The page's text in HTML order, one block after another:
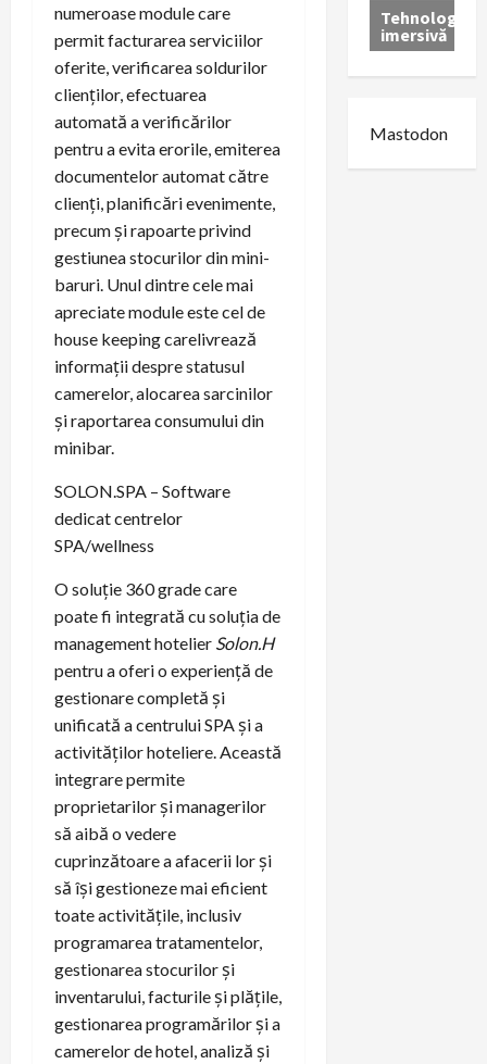
numeroase module care
permit facturarea serviciilor
oferite, verificarea soldurilor
clienților, efectuarea
automată a verificărilor
pentru a evita erorile, emiterea
documentelor automat către
clienți, planificări evenimente,
precum și rapoarte privind
gestiunea stocurilor din mini-
baruri. Unul dintre cele mai
apreciate module este cel de
house keeping carelivrează
informații despre statusul
camerelor, alocarea sarcinilor
și raportarea consumului din
minibar.
SOLON.SPA – Software
dedicat centrelor
SPA/wellness
O soluție 360 grade care
poate fi integrată cu soluția de
management hotelier Solon.H
pentru a oferi o experiență de
gestionare completă și
unificată a centrului SPA și a
activităților hoteliere. Această
integrare permite
proprietarilor și managerilor
să aibă o vedere
cuprinzătoare a afacerii lor și
să își gestioneze mai eficient
toate activitățile, inclusiv
programarea tratamentelor,
gestionarea stocurilor și
inventarului, facturile și plățile,
gestionarea programărilor și a
camerelor de hotel, analiză și
Tehnologie
imersivă
Mastodon